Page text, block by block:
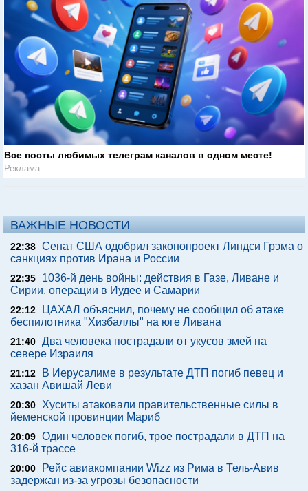
Все посты любимых телеграм каналов в одном месте!
Реклама
ВАЖНЫЕ НОВОСТИ
22:38 Сенат США одобрил законопроект Линдси Грэма о
санкциях против Ирана и России
22:35
1036-й день войны: действия в Газе, Ливане и
Сирии, операции в Иудее и Самарии
22:12
ЦАХАЛ объяснил, почему не сообщил об атаке
беспилотника "Хизбаллы" на юге Ливана
21:40 Два человека пострадали от укусов змей на
севере Израиля
21:12
В Иерусалиме в результате ДТП погиб певец и
хазан Авишай Леви
20:30 Хуситы атаковали правительственные силы в
йеменской провинции Мариб
20:09 Один человек погиб, трое пострадали в ДТП на
316-й трассе
20:00
Рейс авиакомпании Wizz из Рима в Тель-Авив
задержан из-за угрозы безопасности